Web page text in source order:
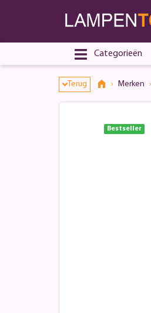
Categorieën
Terug Merken
Bestseller